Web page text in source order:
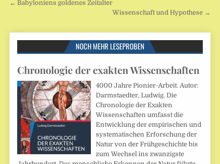
Beitragsnavigation
← Babyloniens goldenes Zeitalter
Wissenschaft und Hypothese →
NOCH MEHR LESEPROBEN
Chronologie der exakten Wissenschaften
4000 Jahre Pionier-Arbeit. Autor:
Darmstaedter, Ludwig. Die
Chronologie der Exakten
Wissenschaften umfasst die
Entwicklung der empirischen und
systematischen Erforschung der
Natur von der Frühgeschichte bis
zum Wechsel ins zwanzigste